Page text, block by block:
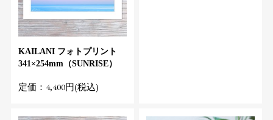
KAILANI フォトプリント
341×254mm（SUNRISE）
定価：4,400円(税込)